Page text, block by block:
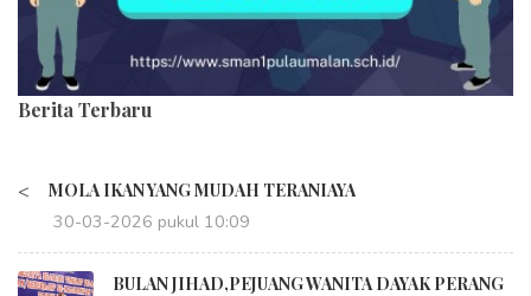
Berita Terbaru
< MOLA IKAN YANG MUDAH TERANIAYA
30-03-2026 pukul 10:09
BULAN JIHAD,PEJUANG WANITA DAYAK PERANG